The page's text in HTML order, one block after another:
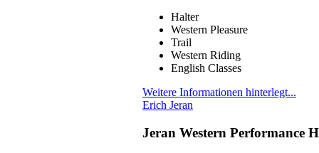
Halter
Western Pleasure
Trail
Western Riding
English Classes
Weitere Informationen hinterlegt...
Erich Jeran
Jeran Western Performance